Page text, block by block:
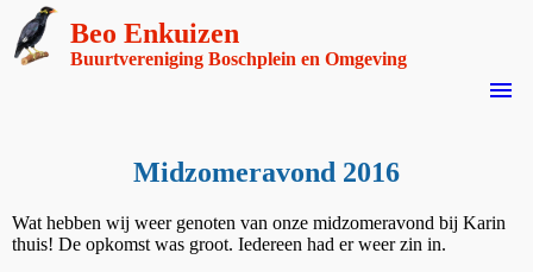
Beo Enkuizen
Buurtvereniging Boschplein en Omgeving
menu
Midzomeravond 2016
Wat hebben wij weer genoten van onze midzomeravond bij Karin
thuis! De opkomst was groot. Iedereen had er weer zin in.